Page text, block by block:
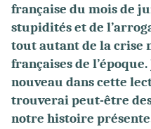
française du mois de
stupidités et de
tout autant de la crise
françaises de
nouveau dans cette
trouverai peut-être
notre histoire